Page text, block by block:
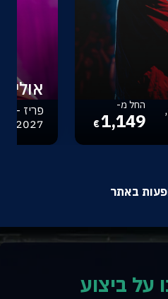
אמסטרדם - 12.10.2026,
החל מ-
1,149
€
באתר
על ביצוע